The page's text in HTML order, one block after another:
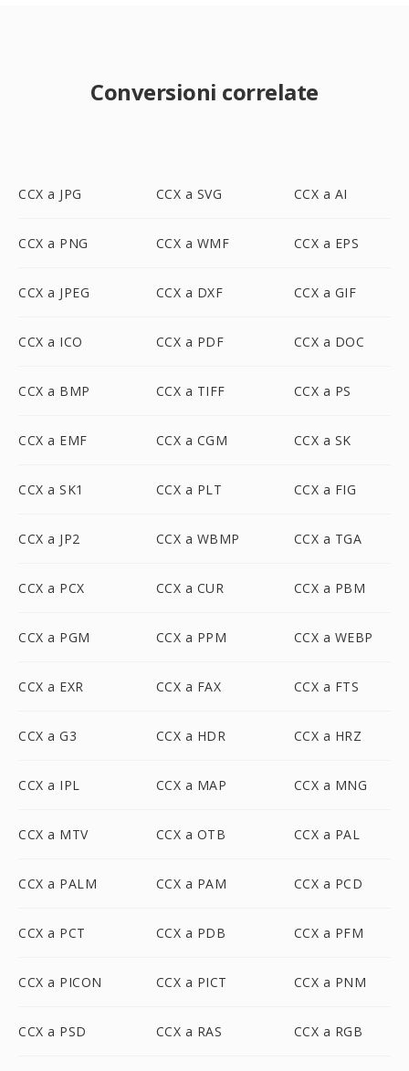
Conversioni correlate
CCX a JPG CCX a SVG CCX a AI
CCX a PNG CCX a WMF CCX a EPS
CCX a JPEG CCX a DXF CCX a GIF
CCX a ICO CCX a PDF CCX a DOC
CCX a BMP CCX a TIFF CCX a PS
CCX a EMF CCX a CGM CCX a SK
CCX a SK1 CCX a PLT CCX a FIG
CCX a JP2 CCX a WBMP CCX a TGA
CCX a PCX CCX a CUR CCX a PBM
CCX a PGM CCX a PPM CCX a WEBP
CCX a EXR CCX a FAX CCX a FTS
CCX a G3 CCX a HDR CCX a HRZ
CCX a IPL CCX a MAP CCX a MNG
CCX a MTV CCX a OTB CCX a PAL
CCX a PALM CCX a PAM CCX a PCD
CCX a PCT CCX a PDB CCX a PFM
CCX a PICON CCX a PICT CCX a PNM
CCX a PSD CCX a RAS CCX a RGB